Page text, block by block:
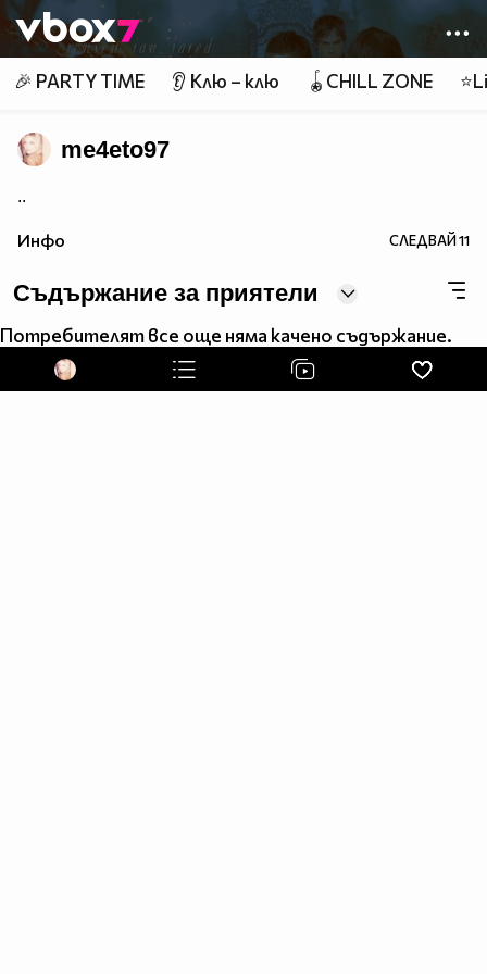
Member of
👾
🎉 PARTY TIME 👂 Клю – клю 🪀CHILL ZONE
me4eto97
..
Инфо СЛЕДВАЙ11
Съдържание за приятели
Потребителят все още няма качено съдържание.